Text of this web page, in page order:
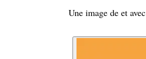
Une image de et avec